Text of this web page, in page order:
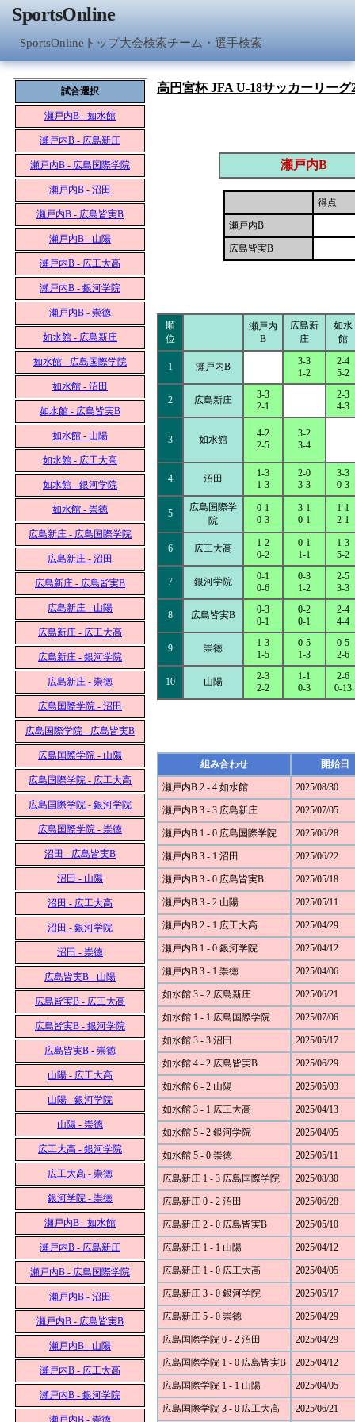
SportsOnline
SportsOnlineトップ大会検索チーム・選手検索
試合選択
瀬戸内B - 如水館
瀬戸内B - 広島新庄
瀬戸内B - 広島国際学院
瀬戸内B - 沼田
瀬戸内B - 広島皆実B
瀬戸内B - 山陽
瀬戸内B - 広工大高
瀬戸内B - 銀河学院
瀬戸内B - 崇徳
如水館 - 広島新庄
如水館 - 広島国際学院
如水館 - 沼田
如水館 - 広島皆実B
如水館 - 山陽
如水館 - 広工大高
如水館 - 銀河学院
如水館 - 崇徳
広島新庄 - 広島国際学院
広島新庄 - 沼田
広島新庄 - 広島皆実B
広島新庄 - 山陽
広島新庄 - 広工大高
広島新庄 - 銀河学院
広島新庄 - 崇徳
広島国際学院 - 沼田
広島国際学院 - 広島皆実B
広島国際学院 - 山陽
広島国際学院 - 広工大高
広島国際学院 - 銀河学院
広島国際学院 - 崇徳
沼田 - 広島皆実B
沼田 - 山陽
沼田 - 広工大高
沼田 - 銀河学院
沼田 - 崇徳
広島皆実B - 山陽
広島皆実B - 広工大高
広島皆実B - 銀河学院
広島皆実B - 崇徳
山陽 - 広工大高
山陽 - 銀河学院
山陽 - 崇徳
広工大高 - 銀河学院
広工大高 - 崇徳
銀河学院 - 崇徳
瀬戸内B - 如水館
瀬戸内B - 広島新庄
瀬戸内B - 広島国際学院
瀬戸内B - 沼田
瀬戸内B - 広島皆実B
瀬戸内B - 山陽
瀬戸内B - 広工大高
瀬戸内B - 銀河学院
瀬戸内B - 崇徳
高円宮杯 JFA U-18サッカーリーグ
瀬戸内B
得点
瀬戸内B
広島皆実B
順
位
瀬戸内
B
広島新
庄
如水
館
1 瀬戸内B
3-3
1-2
2-4
5-2
2 広島新庄
3-3
2-1
2-3
4-3
3 如水館
4-2
2-5
3-2
3-4
4 沼田
1-3
1-3
2-0
3-3
3-3
0-3
5
広島国際学
院
0-1
0-3
3-1
0-1
1-1
2-1
6 広工大高
1-2
0-2
0-1
1-1
1-3
5-2
7 銀河学院
0-1
0-6
0-3
1-2
2-5
3-3
8 広島皆実B
0-3
0-1
0-2
0-1
2-4
4-4
9 崇徳
1-3
1-5
0-5
1-3
0-5
2-6
10 山陽
2-3
2-2
1-1
0-3
2-6
0-13
組み合わせ 開始日
瀬戸内B 2 - 4 如水館 2025/08/30
瀬戸内B 3 - 3 広島新庄 2025/07/05
瀬戸内B 1 - 0 広島国際学院 2025/06/28
瀬戸内B 3 - 1 沼田 2025/06/22
瀬戸内B 3 - 0 広島皆実B 2025/05/18
瀬戸内B 3 - 2 山陽 2025/05/11
瀬戸内B 2 - 1 広工大高 2025/04/29
瀬戸内B 1 - 0 銀河学院 2025/04/12
瀬戸内B 3 - 1 崇徳 2025/04/06
如水館 3 - 2 広島新庄 2025/06/21
如水館 1 - 1 広島国際学院 2025/07/06
如水館 3 - 3 沼田 2025/05/17
如水館 4 - 2 広島皆実B 2025/06/29
如水館 6 - 2 山陽 2025/05/03
如水館 3 - 1 広工大高 2025/04/13
如水館 5 - 2 銀河学院 2025/04/05
如水館 5 - 0 崇徳 2025/05/11
広島新庄 1 - 3 広島国際学院 2025/08/30
広島新庄 0 - 2 沼田 2025/06/28
広島新庄 2 - 0 広島皆実B 2025/05/10
広島新庄 1 - 1 山陽 2025/04/12
広島新庄 1 - 0 広工大高 2025/04/05
広島新庄 3 - 0 銀河学院 2025/05/17
広島新庄 5 - 0 崇徳 2025/04/29
広島国際学院 0 - 2 沼田 2025/04/29
広島国際学院 1 - 0 広島皆実B 2025/04/12
広島国際学院 1 - 1 山陽 2025/04/05
広島国際学院 3 - 0 広工大高 2025/06/21